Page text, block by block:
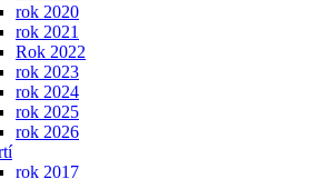
rok 2020
rok 2021
Rok 2022
rok 2023
rok 2024
rok 2025
rok 2026
rok 2017